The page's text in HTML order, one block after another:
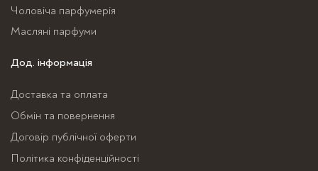
вибрати
товару
Чоловіча парфумерія
Масляні парфуми
Дод. інформація
Доставка та оплата
Обмін та повернення
Договір публічної оферти
Політика конфіденційності